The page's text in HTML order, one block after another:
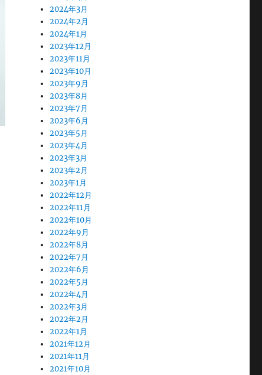
2024年3月
2024年2月
2024年1月
2023年12月
2023年11月
2023年10月
2023年9月
2023年8月
2023年7月
2023年6月
2023年5月
2023年4月
2023年3月
2023年2月
2023年1月
2022年12月
2022年11月
2022年10月
2022年9月
2022年8月
2022年7月
2022年6月
2022年5月
2022年4月
2022年3月
2022年2月
2022年1月
2021年12月
2021年11月
2021年10月